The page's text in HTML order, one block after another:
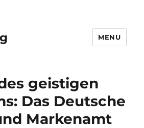
MENU
geistigen
Das Deutsche
Markenamt